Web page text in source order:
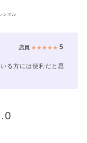
ンタル
店員 ★★★★★5
る方には便利だと思